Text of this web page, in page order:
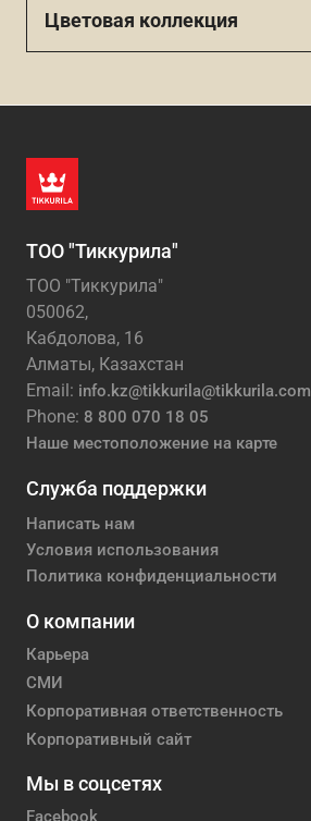
Цветовая коллекция
ТОО "Тиккурила"
ТОО "Тиккурила"
050062,
Кабдолова, 16
Алматы, Казахстан
Email: info.kz@tikkurila@tikkurila.com
Phone: 8 800 070 18 05
Наше местоположение на карте
Служба поддержки
Написать нам
Условия использования
Политика конфиденциальности
О компании
Карьера
СМИ
Корпоративная ответственность
Корпоративный сайт
Мы в соцсетях
Facebook